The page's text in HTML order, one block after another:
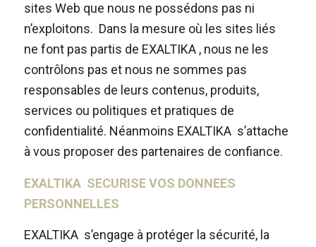
sites Web que nous ne possédons pas ni
n’exploitons. Dans la mesure où les sites liés
ne font pas partis de EXALTIKA , nous ne les
contrôlons pas et nous ne sommes pas
responsables de leurs contenus, produits,
services ou politiques et pratiques de
confidentialité. Néanmoins EXALTIKA s’attache
à vous proposer des partenaires de confiance.
EXALTIKA SECURISE VOS DONNEES
PERSONNELLES
EXALTIKA s’engage à protéger la sécurité, la